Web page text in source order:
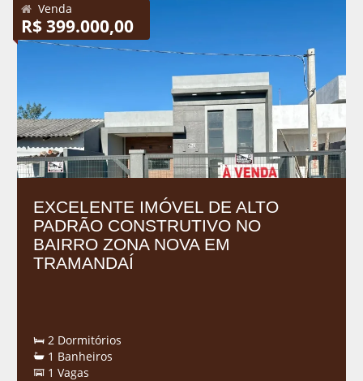
Venda
R$ 399.000,00
EXCELENTE IMÓVEL DE ALTO
PADRÃO CONSTRUTIVO NO
BAIRRO ZONA NOVA EM
TRAMANDAÍ
2 Dormitórios
1 Banheiros
1 Vagas